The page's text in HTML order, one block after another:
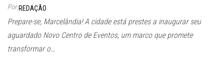
Por REDAÇÃO
Prepare-se, Marcelândia! A cidade está prestes a inaugurar seu
aguardado Novo Centro de Eventos, um marco que promete
transformar o…